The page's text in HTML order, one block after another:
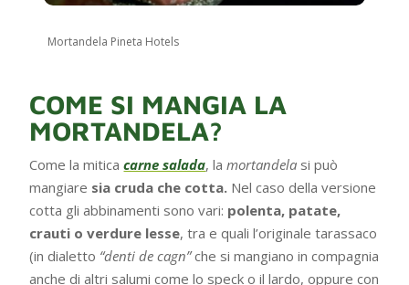
Mortandela Pineta Hotels
COME SI MANGIA LA
MORTANDELA?
Come la miticacarne salada, lamortandela si può
mangiare sia cruda che cotta. Nel caso della versione
cotta gli abbinamenti sono vari: polenta, patate,
crauti o verdure lesse, tra e quali l’originale tarassaco
(in dialetto “denti de cagn”che si mangiano in compagnia
anche di altri salumi come lo speck o il lardo, oppure con